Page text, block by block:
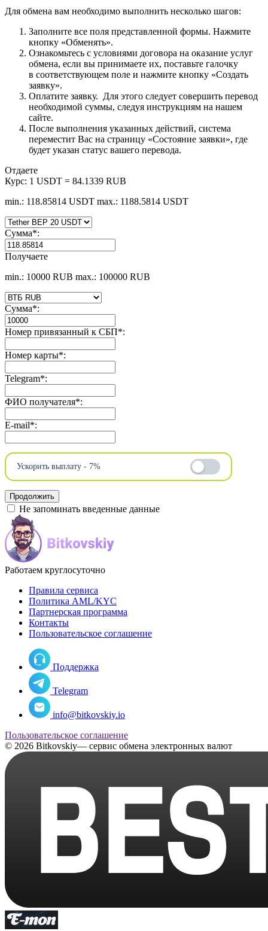
Для обмена вам необходимо выполнить несколько шагов:
Заполните все поля представленной формы. Нажмите
кнопку «Обменять».
Ознакомьтесь с условиями договора на оказание услуг
обмена, если вы принимаете их, поставьте галочку
в соответствующем поле и нажмите кнопку «Создать
заявку».
Оплатите заявку. Для этого следует совершить перевод
необходимой суммы, следуя инструкциям на нашем
сайте.
После выполнения указанных действий, система
переместит Вас на страницу «Состояние заявки», где
будет указан статус вашего перевода.
Отдаете
Курс: 1 USDT = 84.1339 RUB
min.: 118.85814 USDT max.: 1188.5814 USDT
Сумма*:
Получаете
min.: 10000 RUB max.: 100000 RUB
Сумма*:
Номер привязанный к СБП*:
Номер карты*:
Telegram*:
ФИО получателя*:
E-mail*:
Ускорить выплату - 7%
Не запоминать введенные данные
Работаем круглосуточно
Правила сервиса
Политика AML/KYC
Партнерская программа
Контакты
Пользовательское соглашение
Поддержка
Telegram
info@bitkovskiy.io
Пользовательское соглашение
© 2026 Bitkovskiy— сервис обмена электронных валют